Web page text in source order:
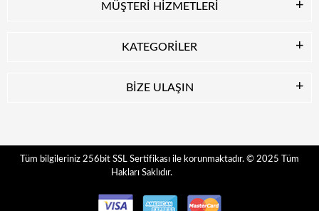
MÜŞTERİ HİZMETLERİ
KATEGORİLER
BİZE ULAŞIN
Tüm bilgileriniz 256bit SSL Sertifikası ile korunmaktadır. © 2025
Tüm
Hakları Saklıdır.